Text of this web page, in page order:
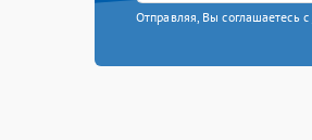
Отправляя, Вы соглашаетесь с